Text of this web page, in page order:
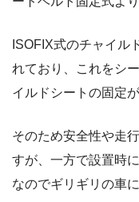
ISOFIX式のチャイル
れており、これをシ
イルドシートの固定が
そのため安全性や走
すが、一方で設置時
なのでギリギリの車